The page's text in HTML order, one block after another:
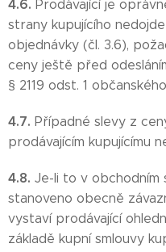
4.6. Prodávající je
strany kupujícího
objednávky (čl. 3.6),
ceny ještě před
§ 2119 odst. 1
4.7. Případné slevy z
prodávajícím kupujícímu
4.8. Je-li to v obchodním
stanoveno obecně
vystaví prodávající
základě kupní smlouvy